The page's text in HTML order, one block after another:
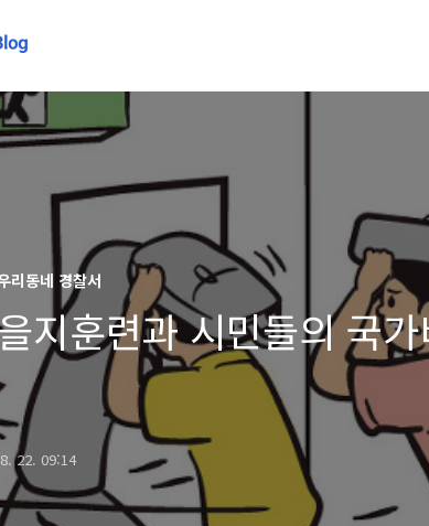
리동네 경찰서
지훈련과 시민들의 국
22. 09:14